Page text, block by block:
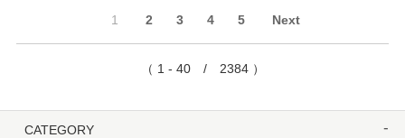
1 2 3 4 5 Next
（ 1 - 40 / 2384 ）
CATEGORY